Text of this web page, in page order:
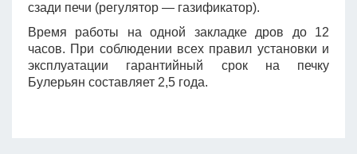
сзади печи (регулятор — газификатор).
Время работы на одной закладке дров до 12
часов. При соблюдении всех правил установки и
эксплуатации гарантийный срок на печку
Булерьян составляет 2,5 года.